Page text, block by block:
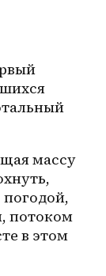
массу
погодой,
потоком
в этом